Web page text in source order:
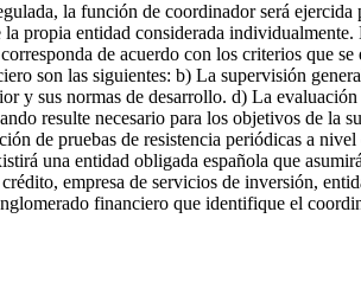
la función de coordinador será
propia entidad considerada
de acuerdo con los criterios que
son las siguientes: b) La supervisión
y sus normas de desarrollo. d) La
resulte necesario para los objetivos de la
de pruebas de resistencia periódicas a
una entidad obligada española que
empresa de servicios de inversión,
financiero que identifique el